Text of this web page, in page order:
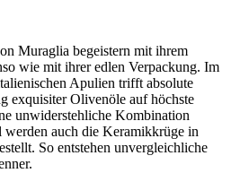
Muraglia begeistern mit ihrem
wie mit ihrer edlen Verpackung. Im
Apulien trifft absolute
exquisiter Olivenöle auf höchste
unwiderstehliche Kombination
werden auch die Keramikkrüge in
So entstehen unvergleichliche